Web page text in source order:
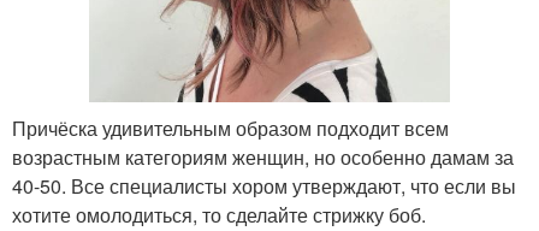
Причёска удивительным образом подходит всем
возрастным категориям женщин, но особенно дамам за
40-50. Все специалисты хором утверждают, что если вы
хотите омолодиться, то сделайте стрижку боб.